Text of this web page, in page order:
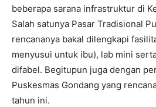
beberapa sarana infrastruktur di
Salah satunya Pasar Tradisional
rencananya bakal dilengkapi
menyusui untuk ibu), lab mini
difabel. Begitupun juga dengan
Puskesmas Gondang yang
tahun ini.